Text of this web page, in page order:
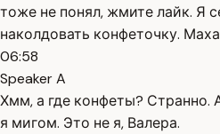
тоже не понял, жмите лайк. Я
наколдовать конфеточку.
06:58
Speaker A
Хмм, а где конфеты? Странно.
я мигом. Это не я, Валера.